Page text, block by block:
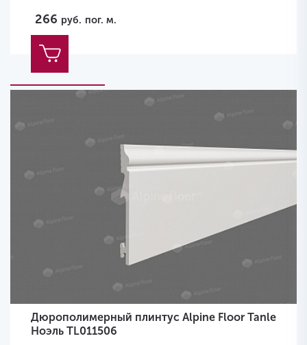
266 руб. пог. м.
Дюрополимерный плинтус Alpine Floor Tanle
Ноэль TL011506